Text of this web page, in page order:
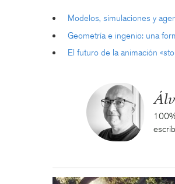
Modelos, simulaciones y
Geometría e ingenio: una
El futuro de la animación